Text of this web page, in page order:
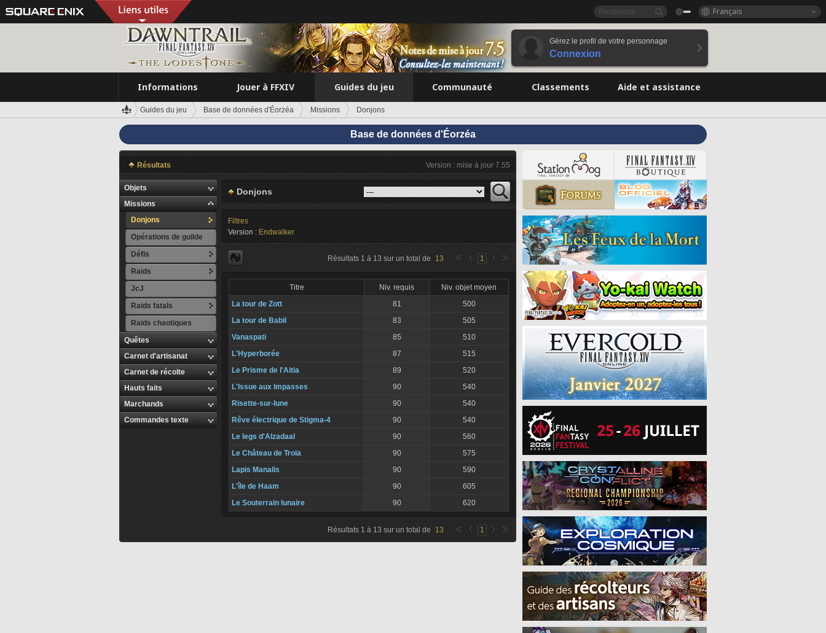
Français
Gérez le profil de votre personnage
Connexion
Informations Jouer à FFXIV Guides du jeu Communauté Classements Aide et assistance
Guides du jeu Base de données d'Éorzéa Missions Donjons
Base de données d'Éorzéa
Résultats Version : mise à jour 7.55
Objets
Missions
Donjons
Opérations de guilde
Défis
Raids
JcJ
Raids fatals
Raids chaotiques
Quêtes
Carnet d'artisanat
Carnet de récolte
Hauts faits
Marchands
Commandes texte
Donjons
Filtres
Version : Endwalker
Résultats 1 à 13 sur un total de 13 1
Titre Niv. requis
Niv. objet moyen
La tour de Zott
81
500
La tour de Babil
83
505
Vanaspati
85
510
L'Hyperborée
87
515
Le Prisme de l'Aitia
89
520
L'Issue aux Impasses
90
540
Risette-sur-lune
90
540
Rêve électrique de Stigma-4
90
540
Le legs d'Alzadaal
90
560
Le Château de Troïa
90
575
Lapis Manalis
90
590
L'île de Haam
90
605
Le Souterrain lunaire
90 620
Résultats 1 à 13 sur un total de 13 1